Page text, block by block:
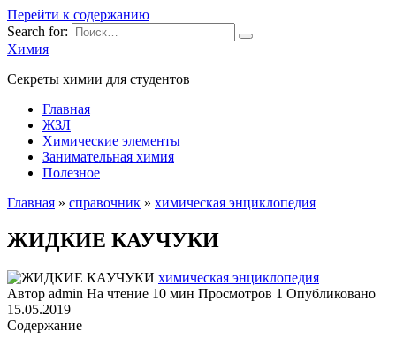
Перейти к содержанию
Search for:
Химия
Секреты химии для студентов
Главная
ЖЗЛ
Химические элементы
Занимательная химия
Полезное
Главная » справочник » химическая энциклопедия
ЖИДКИЕ КАУЧУКИ
химическая энциклопедия
Автор admin На чтение 10 мин Просмотров 1 Опубликовано
15.05.2019
Содержание